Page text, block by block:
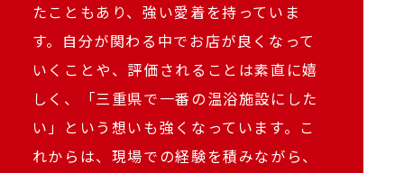
たこともあり、強い愛着を持っていま
す。自分が関わる中でお店が良くなって
いくことや、評価されることは素直に嬉
しく、「三重県で一番の温浴施設にした
い」という想いも強くなっています。こ
れからは、現場での経験を積みながら、